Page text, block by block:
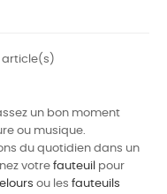
article(s)
un bon moment
ou musique.
du quotidien dans un
votre fauteuil pour
ou les fauteuils